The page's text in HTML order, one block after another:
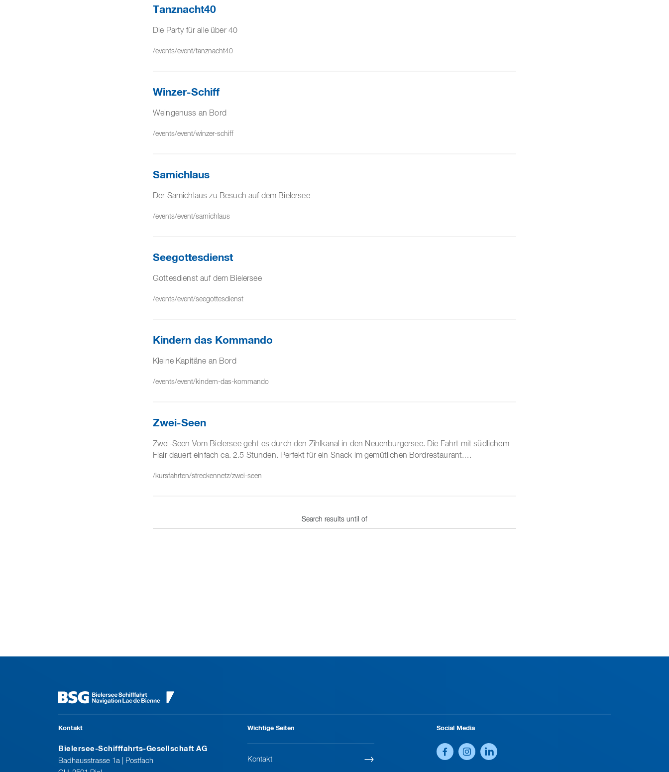
Tanznacht40
Die Party für alle über 40
/events/event/tanznacht40
Winzer-Schiff
Weingenuss an Bord
/events/event/winzer-schiff
Samichlaus
Der Samichlaus zu Besuch auf dem Bielersee
/events/event/samichlaus
Seegottesdienst
Gottesdienst auf dem Bielersee
/events/event/seegottesdienst
Kindern das Kommando
Kleine Kapitäne an Bord
/events/event/kindern-das-kommando
Zwei-Seen
Zwei-Seen Vom Bielersee geht es durch den Zihlkanal in den Neuenburgersee. Die Fahrt mit südlichem
Flair dauert einfach ca. 2.5 Stunden. Perfekt für ein Snack im gemütlichen Bordrestaurant.…
/kursfahrten/streckennetz/zwei-seen
Search results until of
Kontakt
Bielersee-Schifffahrts-Gesellschaft AG
Badhausstrasse 1a | Postfach
Wichtige Seiten
Kontakt
Social Media